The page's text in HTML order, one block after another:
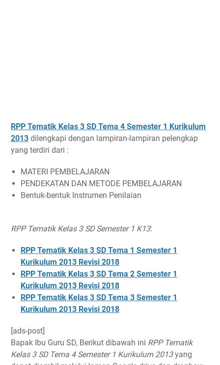
RPP Tematik Kelas 3 SD Tema 4 Semester 1 Kurikulum
2013 dilengkapi dengan lampiran-lampiran pelengkap
yang terdiri dari :
MATERI PEMBELAJARAN
PENDEKATAN DAN METODE PEMBELAJARAN
Bentuk-bentuk Instrumen Penilaian
RPP Tematik Kelas 3 SD Semester 1 K13:
RPP Tematik Kelas 3 SD Tema 1 Semester 1
Kurikulum 2013 Revisi 2018
RPP Tematik Kelas 3 SD Tema 2 Semester 1
Kurikulum 2013 Revisi 2018
RPP Tematik Kelas 3 SD Tema 3 Semester 1
Kurikulum 2013 Revisi 2018
[ads-post]
Bapak Ibu Guru SD, Berikut dibawah ini RPP Tematik
Kelas 3 SD Tema 4 Semester 1 Kurikulum 2013yang